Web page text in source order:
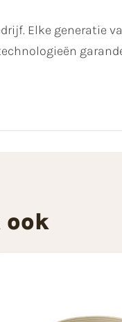
Elke generatie
ook